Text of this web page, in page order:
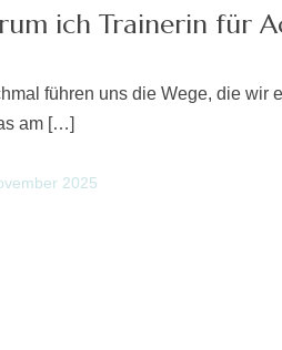
ich Trainerin für
führen uns die Wege, die wir
am […]
2025